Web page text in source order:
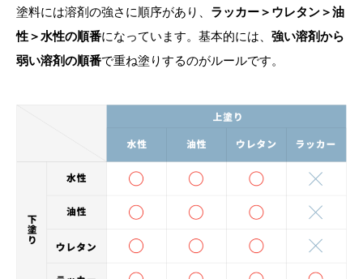
塗料には溶剤の強さに順序があり、 ラッカー＞ウレタン＞油
性＞水性の順番になっています。基本的には、 強い溶剤から
弱い溶剤の順番で重ね塗りするのがルールです。